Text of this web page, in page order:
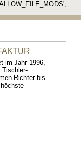
im Jahr 1996,
Tischler-
Richter bis